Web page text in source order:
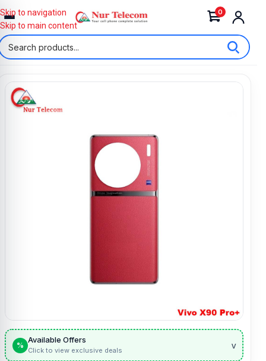
0
Skip to navigation
Skip to main content
%
Available Offers
Click to view exclusive deals v